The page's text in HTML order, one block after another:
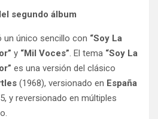
segundo álbum
un único sencillo con “Soy La
y “Mil Voces”. El tema “Soy La
es una versión del clásico
(1968), versionado en España
y reversionado en múltiples